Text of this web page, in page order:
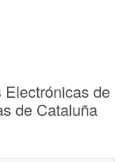
Electrónicas de
de Cataluña